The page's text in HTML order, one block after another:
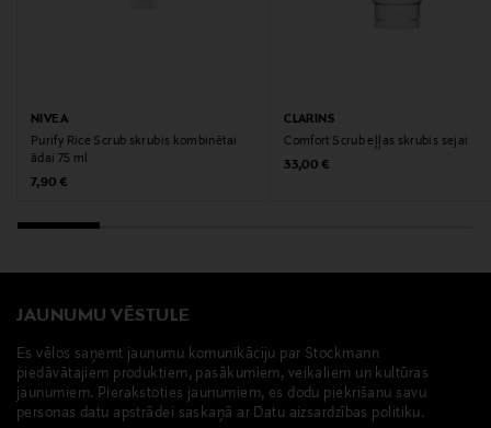
NIVEA
Purify Rice Scrub skrubis kombinētai
ādai 75 ml
Original Price
7,90 €
CLARINS
Comfort Scrub eļļas skrubis sejai
Original Price
33,00 €
JAUNUMU VĒSTULE
Es vēlos saņemt jaunumu komunikāciju par Stockmann
piedāvātajiem produktiem, pasākumiem, veikaliem un kultūras
jaunumiem. Pierakstoties jaunumiem, es dodu piekrišanu savu
personas datu apstrādei saskaņā ar Datu aizsardzības politiku.